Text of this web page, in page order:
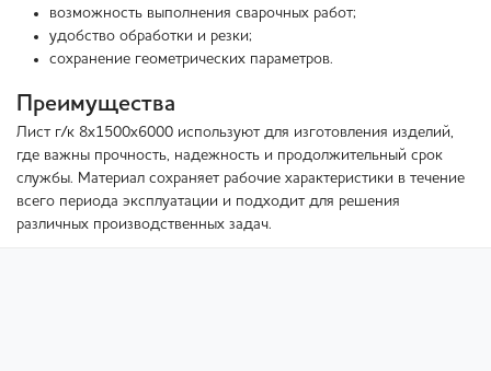
возможность выполнения сварочных работ;
удобство обработки и резки;
сохранение геометрических параметров.
Преимущества
Лист г/к 8х1500х6000 используют для изготовления изделий,
где важны прочность, надежность и продолжительный срок
службы. Материал сохраняет рабочие характеристики в течение
всего периода эксплуатации и подходит для решения
различных производственных задач.